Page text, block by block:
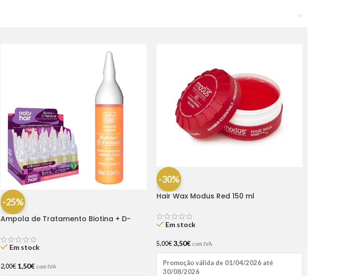
-25%
Ampola de Tratamento Biotina + D-
Em stock
2,00€ 1,50€ com IVA
-30%
Hair Wax Modus Red 150 ml
Em stock
5,00€ 3,50€ com IVA
Promoção válida de 01/04/2026 até
30/08/2026